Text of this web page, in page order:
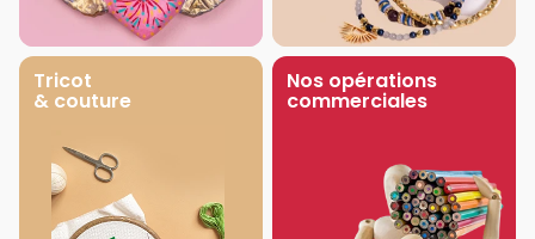
Tricot
& couture
Nos opérations
commerciales